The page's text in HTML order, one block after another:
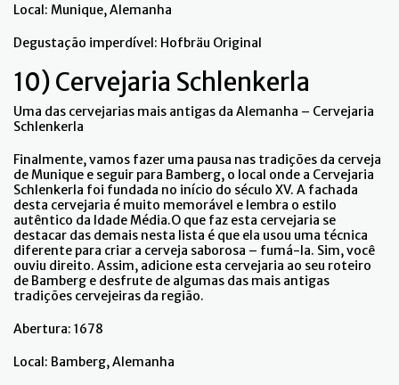
Local: Munique, Alemanha
Degustação imperdível: Hofbräu Original
10) Cervejaria Schlenkerla
Uma das cervejarias mais antigas da Alemanha – Cervejaria
Schlenkerla
Finalmente, vamos fazer uma pausa nas tradições da cerveja
de Munique e seguir para Bamberg, o local onde a Cervejaria
Schlenkerla foi fundada no início do século XV. A fachada
desta cervejaria é muito memorável e lembra o estilo
autêntico da Idade Média.O que faz esta cervejaria se
destacar das demais nesta lista é que ela usou uma técnica
diferente para criar a cerveja saborosa – fumá-la. Sim, você
ouviu direito. Assim, adicione esta cervejaria ao seu roteiro
de Bamberg e desfrute de algumas das mais antigas
tradições cervejeiras da região.
Abertura: 1678
Local: Bamberg, Alemanha